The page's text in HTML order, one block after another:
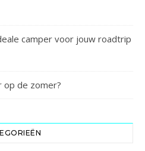
camper voor jouw roadtrip
de zomer?